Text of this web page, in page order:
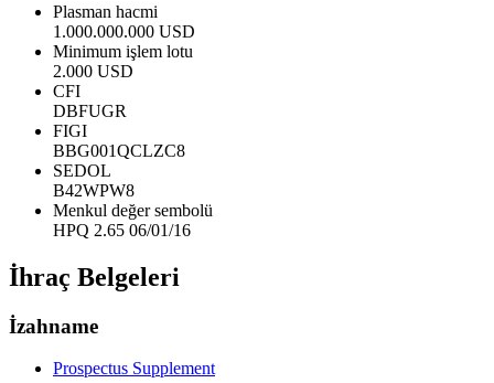
Plasman hacmi
1.000.000.000 USD
Minimum işlem lotu
2.000 USD
CFI
DBFUGR
FIGI
BBG001QCLZC8
SEDOL
B42WPW8
Menkul değer sembolü
HPQ 2.65 06/01/16
İhraç Belgeleri
İzahname
Prospectus Supplement